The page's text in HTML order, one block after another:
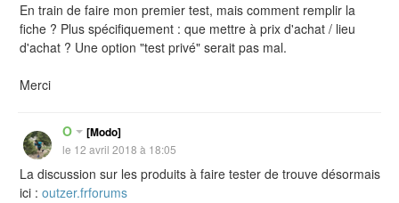
En train de faire mon premier test, mais comment remplir la
fiche ? Plus spécifiquement : que mettre à prix d'achat / lieu
d'achat ? Une option "test privé" serait pas mal.
Merci
O [Modo]
le 12 avril 2018 à 18:05
La discussion sur les produits à faire tester de trouve désormais
ici :outzer.frforums